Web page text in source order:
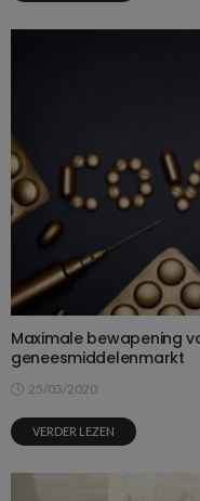
Maximale bewapening
geneesmiddelenmarkt
25/03/2020
VERDER LEZEN